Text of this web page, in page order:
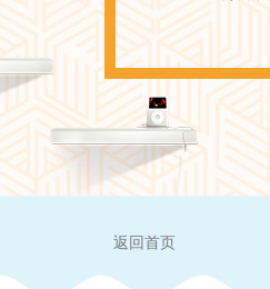
返回首页